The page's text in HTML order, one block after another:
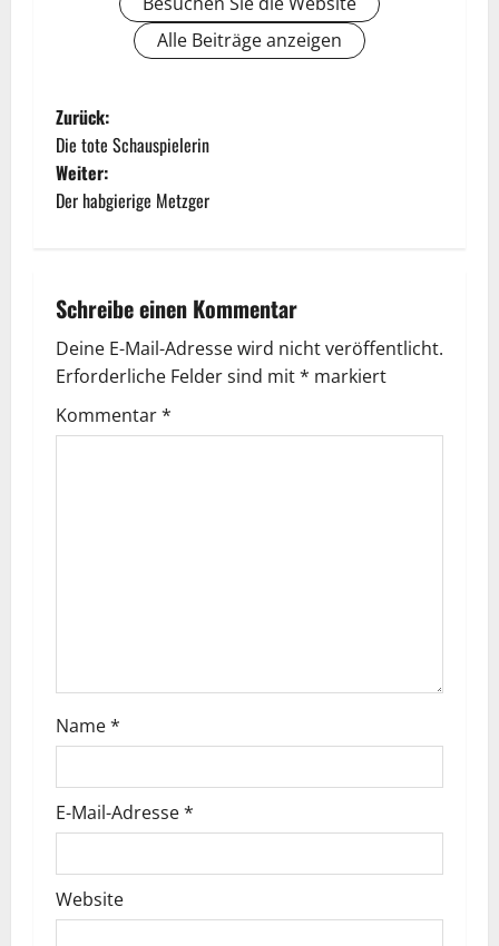
Alle Beiträge anzeigen
Zurück:
Die tote Schauspielerin
Weiter:
Der habgierige Metzger
Schreibe einen Kommentar
Deine E-Mail-Adresse wird nicht veröffentlicht.
Erforderliche Felder sind mit* markiert
Kommentar*
Name*
E-Mail-Adresse*
Website